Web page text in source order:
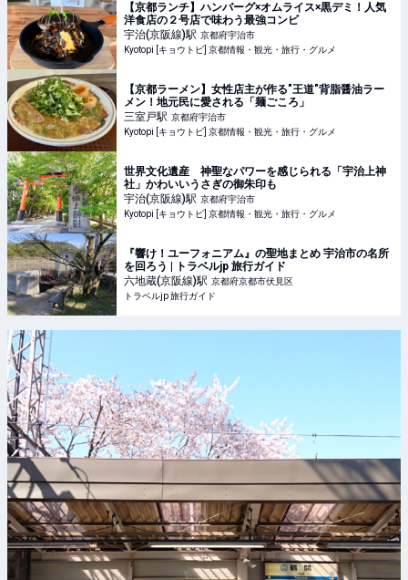
【京都ランチ】ハンバーグ×オムライス×黒デミ！人気
洋食店の２号店で味わう最強コンビ
宇治(京阪線)駅 京都府宇治市
Kyotopi [キョウトピ] 京都情報・観光・旅行・グルメ
【京都ラーメン】女性店主が作る"王道"背脂醤油ラー
メン！地元民に愛される「麺ごころ」
三室戸駅 京都府宇治市
Kyotopi [キョウトピ] 京都情報・観光・旅行・グルメ
世界文化遺産 神聖なパワーを感じられる「宇治上神
社」かわいいうさぎの御朱印も
宇治(京阪線)駅 京都府宇治市
Kyotopi [キョウトピ] 京都情報・観光・旅行・グルメ
『響け！ユーフォニアム』の聖地まとめ 宇治市の名所
を回ろう | トラベルjp 旅行ガイド
六地蔵(京阪線)駅 京都府京都市伏見区
トラベルjp 旅行ガイド